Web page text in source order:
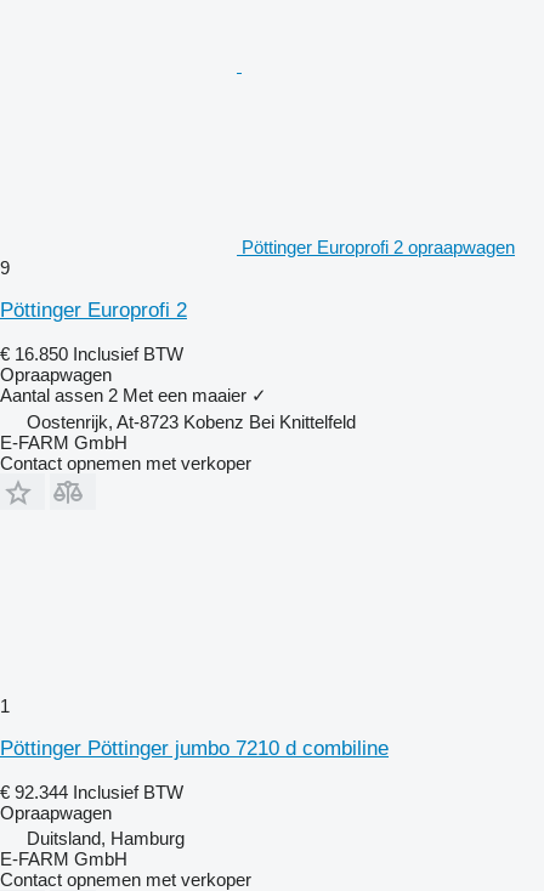
Pöttinger Europrofi 2 opraapwagen
9
Pöttinger Europrofi 2
€ 16.850 Inclusief BTW
Opraapwagen
Aantal assen 2 Met een maaier ✓
Oostenrijk, At-8723 Kobenz Bei Knittelfeld
E-FARM GmbH
Contact opnemen met verkoper
1
Pöttinger Pöttinger jumbo 7210 d combiline
€ 92.344 Inclusief BTW
Opraapwagen
Duitsland, Hamburg
E-FARM GmbH
Contact opnemen met verkoper